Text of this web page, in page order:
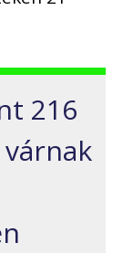
216